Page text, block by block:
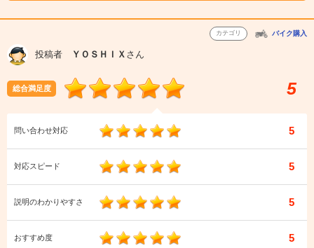
カテゴリ バイク購入
投稿者 ＹＯＳＨＩＸ さん
総合満足度 5
問い合わせ対応 5
対応スピード 5
説明のわかりやすさ 5
おすすめ度 5